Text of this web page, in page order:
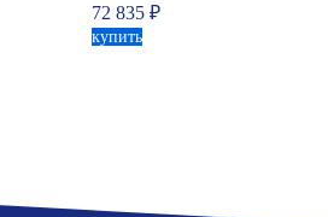
72 835 ₽
купить